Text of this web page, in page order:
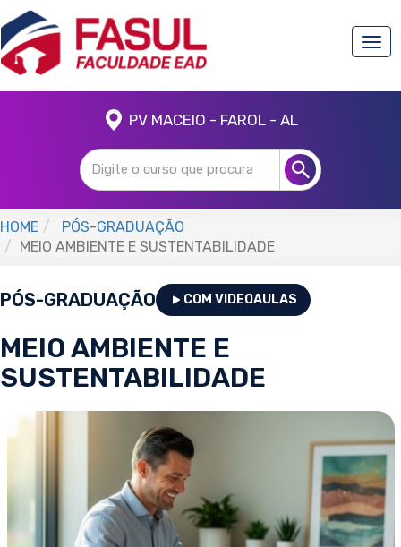
PV MACEIO - FAROL - AL
HOME
PÓS-GRADUAÇÃO
MEIO AMBIENTE E SUSTENTABILIDADE
PÓS-GRADUAÇÃO COM VIDEOAULAS
MEIO AMBIENTE E
SUSTENTABILIDADE